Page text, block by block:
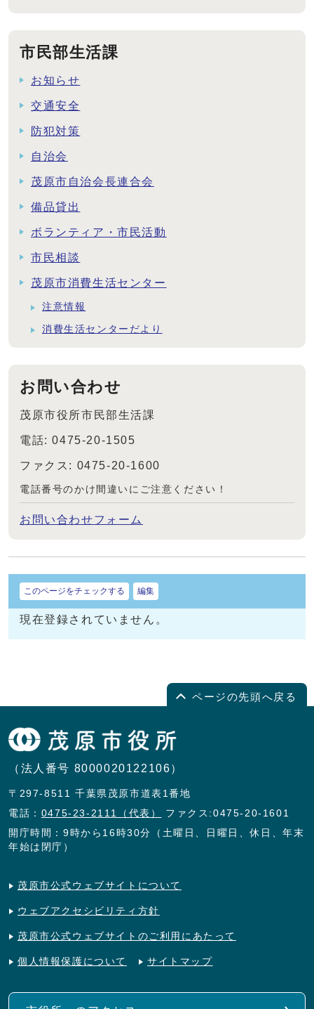
市民部生活課
お知らせ
交通安全
防犯対策
自治会
茂原市自治会長連合会
備品貸出
ボランティア・市民活動
市民相談
茂原市消費生活センター
注意情報
消費生活センターだより
お問い合わせ
茂原市役所市民部生活課
電話: 0475-20-1505
ファクス: 0475-20-1600
電話番号のかけ間違いにご注意ください！
お問い合わせフォーム
このページをチェックする 編集
現在登録されていません。
ページの先頭へ戻る
（法人番号 8000020122106）
〒297-8511 千葉県茂原市道表1番地
電話： 0475-23-2111（代表）
ファクス:0475-20-1601
開庁時間：9時から16時30分（土曜日、日曜日、休日、年末
年始は閉庁）
茂原市公式ウェブサイトについて
ウェブアクセシビリティ方針
茂原市公式ウェブサイトのご利用にあたって
個人情報保護について サイトマップ